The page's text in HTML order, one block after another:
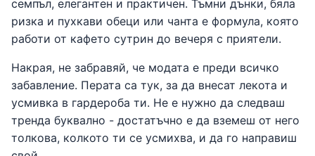
семпъл, елегантен и практичен. Тъмни дънки, бяла
ризка и пухкави обеци или чанта е формула, която
работи от кафето сутрин до вечеря с приятели.
Накрая, не забравяй, че модата е преди всичко
забавление. Перата са тук, за да внесат лекота и
усмивка в гардероба ти. Не е нужно да следваш
тренда буквално - достатъчно е да вземеш от него
толкова, колкото ти се усмихва, и да го направиш